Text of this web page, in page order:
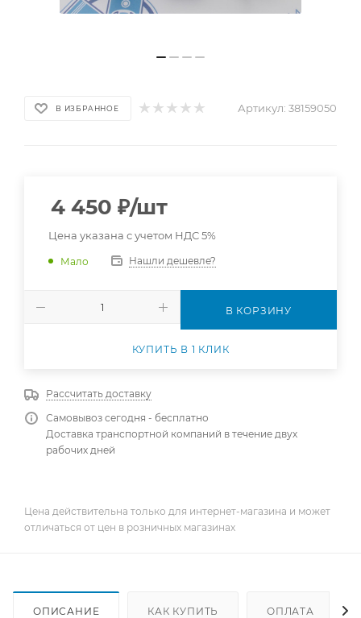
В ИЗБРАННОЕ Артикул: 38159050
4 450 ₽/шт
Цена указана с учетом НДС 5%
Мало Нашли дешевле?
В КОРЗИНУ
КУПИТЬ В 1 КЛИК
Рассчитать доставку
Самовывоз сегодня - бесплатно
Доставка транспортной компаний в течение двух
рабочих дней
Цена действительна только для интернет-магазина и может
отличаться от цен в розничных магазинах
ОПИСАНИЕ КАК КУПИТЬ ОПЛАТА